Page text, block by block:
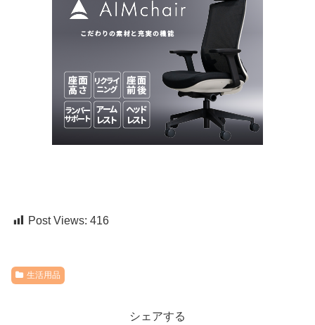
Post Views: 416
生活用品
シェアする